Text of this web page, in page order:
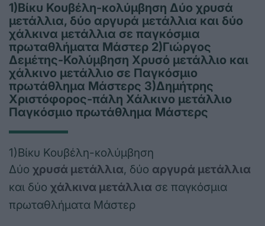
1)Βίκυ Κουβέλη-κολύμβηση Δύο χρυσά
μετάλλια, δύο αργυρά μετάλλια και δύο
χάλκινα μετάλλια σε παγκόσμια
πρωταθλήματα Μάστερ 2)Γιώργος
Δεμέτης-Κολύμβηση Χρυσό μετάλλιο και
χάλκινο μετάλλιο σε Παγκόσμιο
πρωτάθλημα Μάστερς 3)Δημήτρης
Χριστόφορος-πάλη Χάλκινο μετάλλιο
Παγκόσμιο πρωτάθλημα Μάστερς
1)Βίκυ Κουβέλη-κολύμβηση
Δύο χρυσά μετάλλια, δύο αργυρά μετάλλια
και δύο χάλκινα μετάλλια σε παγκόσμια
πρωταθλήματα Μάστερ